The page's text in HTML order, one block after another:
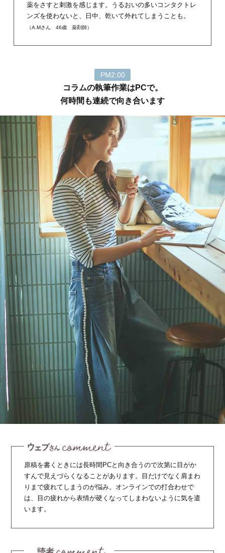
薬をさすと刺激を感じます。うるおいの多いコンタクトレ
ンズを使わないと、日中、乾いて外れてしまうことも。
（A.Mさん 46歳 薬剤師）
PM2:00
コラムの執筆作業はPCで。
何時間も連続で向き合います
原稿を書くときには長時間PCと向き合うので次第に目がか
すんで見えづらくなることがあります。目だけでなく肩まわ
りまで疲れてしまうのが悩み。オンラインでの打合わせで
は、目の疲れから表情が硬くなってしまわないように気を遣
います。